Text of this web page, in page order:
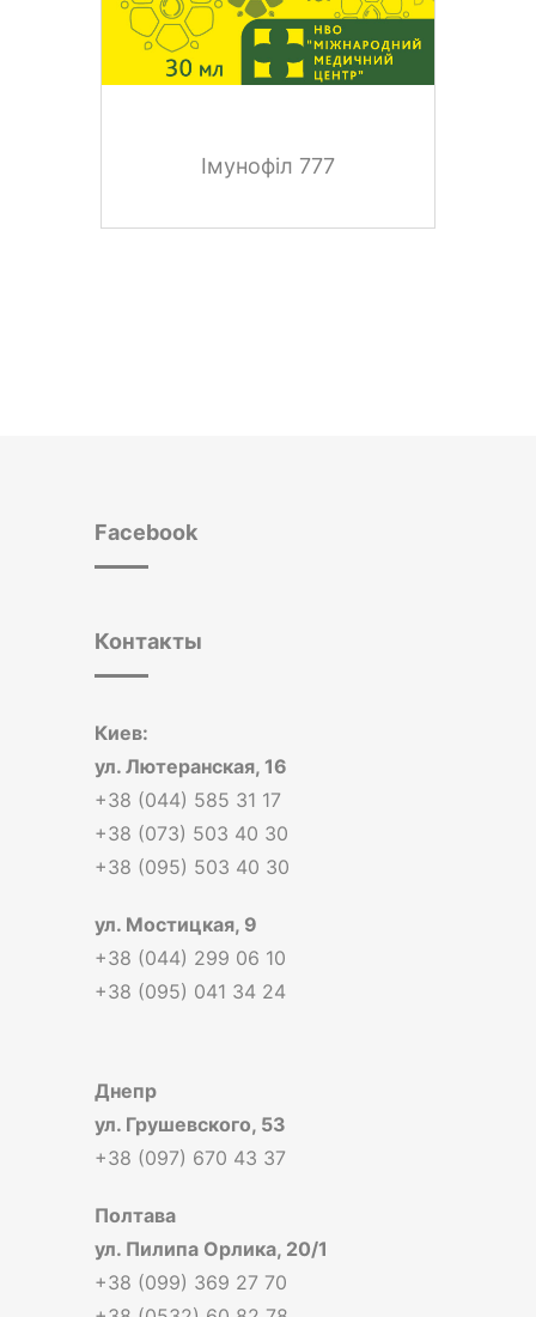
Імунофіл 777
Facebook
Контакты
Киев:
ул. Лютеранская, 16
+38 (044) 585 31 17
+38 (073) 503 40 30
+38 (095) 503 40 30
ул. Мостицкая, 9
+38 (044) 299 06 10
+38 (095) 041 34 24
Днепр
ул. Грушевского, 53
+38 (097) 670 43 37
Полтава
ул. Пилипа Орлика, 20/1
+38 (099) 369 27 70